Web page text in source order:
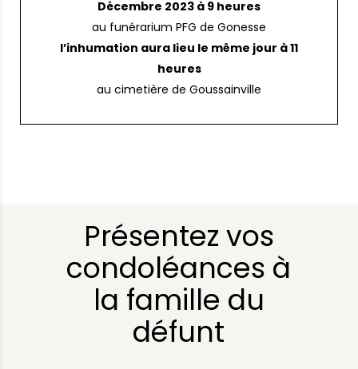
Décembre 2023 à 9 heures
au funérarium PFG de Gonesse
l’inhumation aura lieu le même jour à 11
heures
au cimetière de Goussainville
Présentez vos
condoléances à
la famille du
défunt